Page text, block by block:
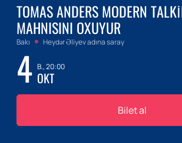
TOMAS ANDERS MODERN
MAHNISINI OXUYUR
Bakı Heydər Əliyev adına saray
4 B., 20:00
OKT
Bilet al